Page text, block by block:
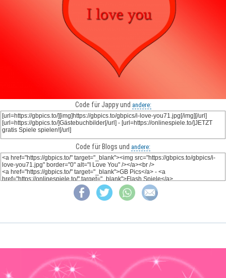
Code für Jappy und andere:
Code für Blogs und andere: